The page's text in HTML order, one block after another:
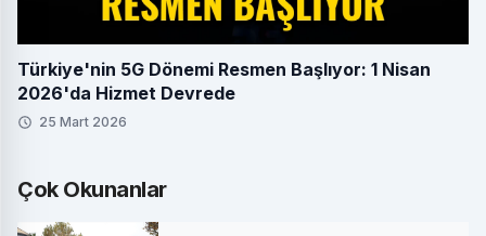
Türkiye'nin 5G Dönemi Resmen Başlıyor: 1 Nisan
2026'da Hizmet Devrede
25 Mart 2026
Çok Okunanlar